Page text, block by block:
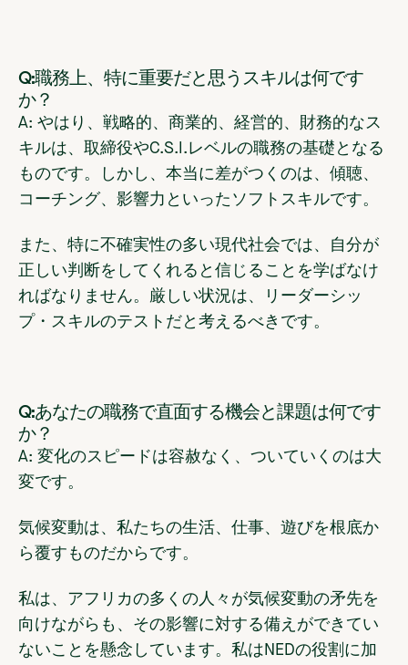
Q:職務上、特に重要だと思うスキルは何です
か？
A: やはり、戦略的、商業的、経営的、財務的なス
キルは、取締役やC.S.I.レベルの職務の基礎となる
ものです。しかし、本当に差がつくのは、傾聴、
コーチング、影響力といったソフトスキルです。
また、特に不確実性の多い現代社会では、自分が
正しい判断をしてくれると信じることを学ばなけ
ればなりません。厳しい状況は、リーダーシッ
プ・スキルのテストだと考えるべきです。
Q:あなたの職務で直面する機会と課題は何です
か？
A: 変化のスピードは容赦なく、ついていくのは大
変です。
気候変動は、私たちの生活、仕事、遊びを根底か
ら覆すものだからです。
私は、アフリカの多くの人々が気候変動の矛先を
向けながらも、その影響に対する備えができてい
ないことを懸念しています。私はNEDの役割に加